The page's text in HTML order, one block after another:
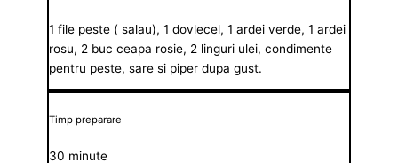
1 file peste ( salau), 1 dovlecel, 1 ardei verde, 1 ardei
rosu, 2 buc ceapa rosie, 2 linguri ulei, condimente
pentru peste, sare si piper dupa gust.
Timp preparare
30 minute